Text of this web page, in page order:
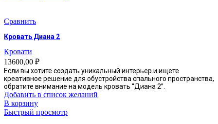
Сравнить
Кровать Диана 2
Кровати
13600,00 ₽
Если вы хотите создать уникальный интерьер и ищете
креативное решение для обустройства спального пространства,
обратите внимание на модель кровать “Диана 2”.
Добавить в список желаний
В корзину
Быстрый просмотр